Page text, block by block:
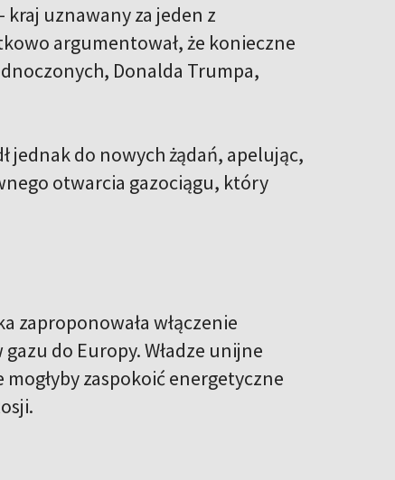
kraj uznawany za jeden z
argumentował, że konieczne
Donalda Trumpa,
jednak do nowych żądań, apelując,
otwarcia gazociągu, który
zaproponowała włączenie
do Europy. Władze unijne
zaspokoić energetyczne